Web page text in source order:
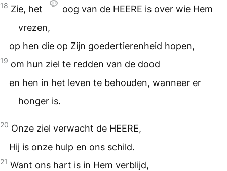
18 Zie, het oog van de HEERE is over wie Hem
vrezen,
op hen die op Zijn goedertierenheid hopen,
19 om hun ziel te redden van de dood
en hen in het leven te behouden, wanneer er
honger is.
20 Onze ziel verwacht de HEERE,
Hij is onze hulp en ons schild.
21 Want ons hart is in Hem verblijd,